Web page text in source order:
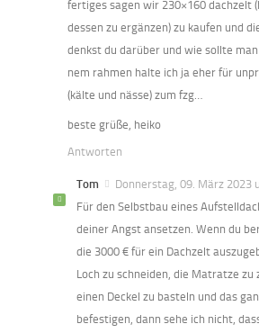
fertiges sagen wir 230×160 dachzelt
dessen zu ergänzen) zu kaufen und
denkst du darüber und wie sollte
nem rahmen halte ich ja eher für
(kälte und nässe) zum fzg…
beste grüße, heiko
Antworten
Tom
Donnerstag, 09. März 2023
Für den Selbstbau eines
deiner Angst ansetzen. Wenn du
die 3000 € für ein Dachzelt
Loch zu schneiden, die Matratze
einen Deckel zu basteln und das
befestigen, dann sehe ich nicht,